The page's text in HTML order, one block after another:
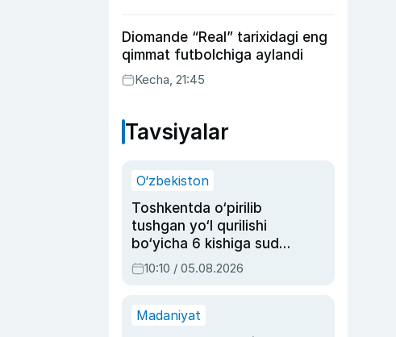
Diomande “Real” tarixidagi eng
qimmat futbolchiga aylandi
Kecha, 21:45
Tavsiyalar
O‘zbekiston
Toshkentda o‘pirilib
tushgan yo‘l qurilishi
bo‘yicha 6 kishiga sud
hukmi o‘qildi
10:10 / 05.08.2026
Madaniyat